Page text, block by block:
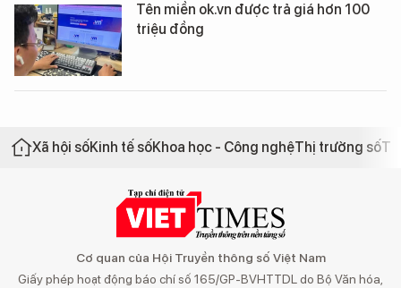
Tên miền ok.vn được trả giá hơn 100
triệu đồng
Xã hội sốKinh tế sốKhoa học - Công nghệThị trường số
Cơ quan của Hội Truyền thông số Việt Nam
Giấy phép hoạt động báo chí số 165/GP-BVHTTDL do Bộ Văn hóa,